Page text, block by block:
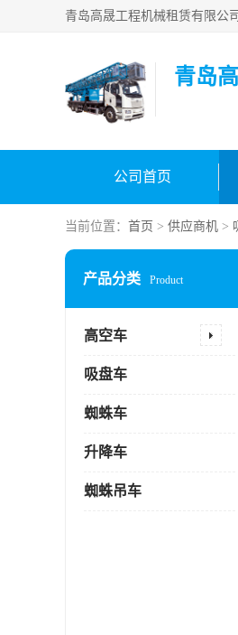
青岛
公司首页
当前位置： 首页 > 供应商机 >
产品分类 Product
高空车
吸盘车
蜘蛛车
升降车
蜘蛛吊车